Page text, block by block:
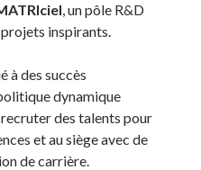
, un pôle R&D
inspirants.
à des succès
dynamique
recruter des talents pour
et au siège avec de
de carrière.